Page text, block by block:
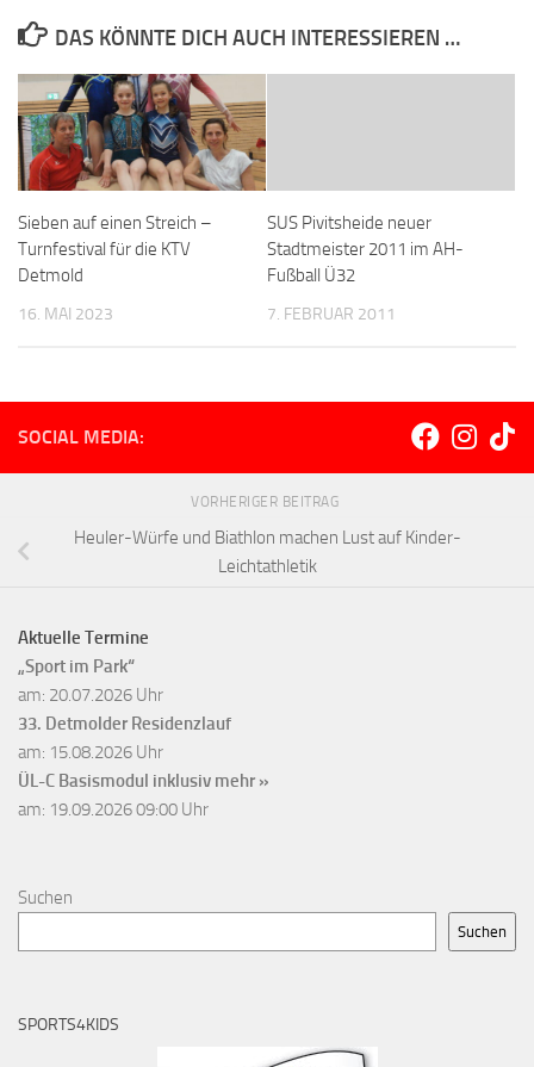
DAS KÖNNTE DICH AUCH INTERESSIEREN …
Sieben auf einen Streich –
Turnfestival für die KTV
Detmold
16. MAI 2023
SUS Pivitsheide neuer
Stadtmeister 2011 im AH-
Fußball Ü32
7. FEBRUAR 2011
SOCIAL MEDIA:
VORHERIGER BEITRAG
Heuler-Würfe und Biathlon machen Lust auf Kinder-
Leichtathletik
Aktuelle Termine
„Sport im Park“
am: 20.07.2026 Uhr
33. Detmolder Residenzlauf
am: 15.08.2026 Uhr
ÜL-C Basismodul inklusiv mehr »
am: 19.09.2026 09:00 Uhr
Suchen
Suchen
SPORTS4KIDS